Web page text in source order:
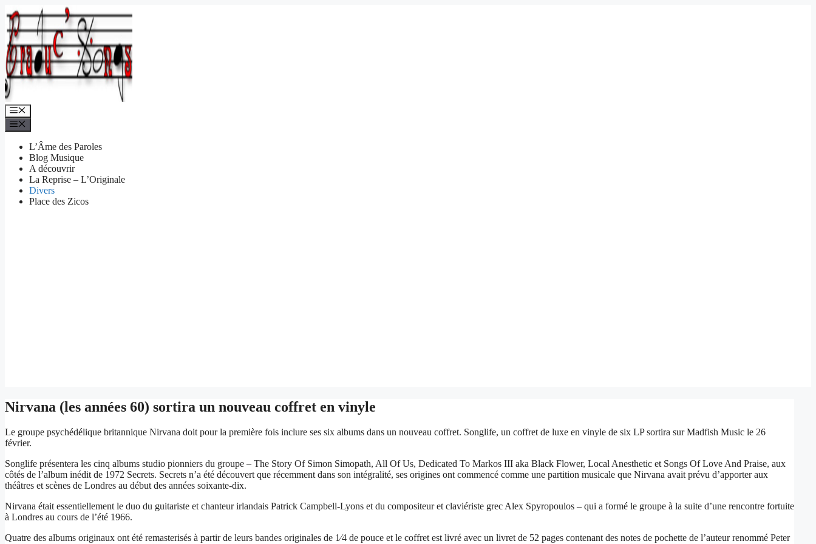
Aller
au
contenu
Menu
L’Âme des Paroles
Blog Musique
A découvrir
La Reprise – L’Originale
Divers
Place des Zicos
Nirvana (les années 60) sortira un nouveau coffret en vinyle
Le groupe psychédélique britannique Nirvana doit pour la première fois inclure ses six albums dans un nouveau coffret. Songlife, un coffret de luxe en vinyle de six LP sortira sur Madfish Music le 26
février.
Songlife présentera les cinq albums studio pionniers du groupe – The Story Of Simon Simopath, All Of Us, Dedicated To Markos III aka Black Flower, Local Anesthetic et Songs Of Love And Praise, aux
côtés de l’album inédit de 1972 Secrets. Secrets n’a été découvert que récemment dans son intégralité, ses origines ont commencé comme une partition musicale que Nirvana avait prévu d’apporter aux
théâtres et scènes de Londres au début des années soixante-dix.
Nirvana était essentiellement le duo du guitariste et chanteur irlandais Patrick Campbell-Lyons et du compositeur et claviériste grec Alex Spyropoulos – qui a formé le groupe à la suite d’une rencontre fortuite
à Londres au cours de l’été 1966.
Quatre des albums originaux ont été remasterisés à partir de leurs bandes originales de 1⁄4 de pouce et le coffret est livré avec un livret de 52 pages contenant des notes de pochette de l’auteur renommé Peter